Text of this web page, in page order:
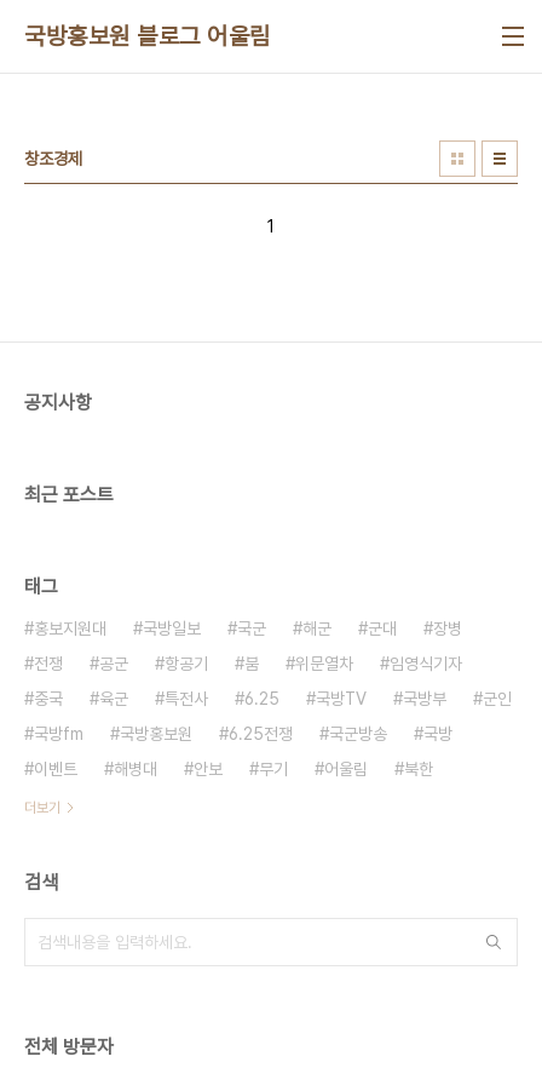
국방홍보원 블로그 어울림
창조경제
1
공지사항
최근 포스트
태그
홍보지원대 국방일보 국군 해군 군대
장병
전쟁
공군 항공기 붐 위문열차
임영식기자
중국
육군 특전사 6.25 국방TV 국방부
군인
국방fm
국방홍보원 6.25전쟁 국군방송
국방
이벤트
해병대 안보 무기 어울림 북한
더보기
검색
전체 방문자